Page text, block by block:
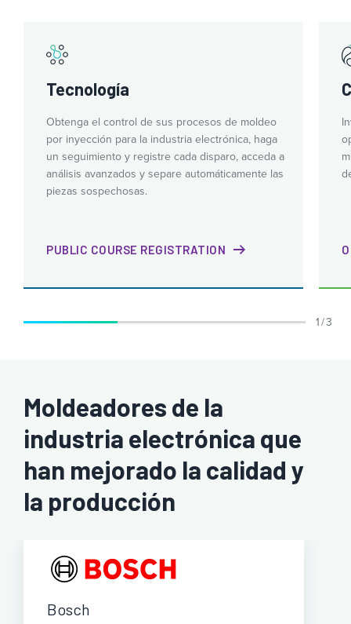
Tecnología
Obtenga el control de sus procesos de moldeo
por inyección para la industria electrónica, haga
un seguimiento y registre cada disparo, acceda a
análisis avanzados y separe automáticamente las
piezas sospechosas.
PUBLIC COURSE REGISTRATION
1 / 3
Moldeadores de la
industria electrónica que
han mejorado la calidad y
la producción
Bosch